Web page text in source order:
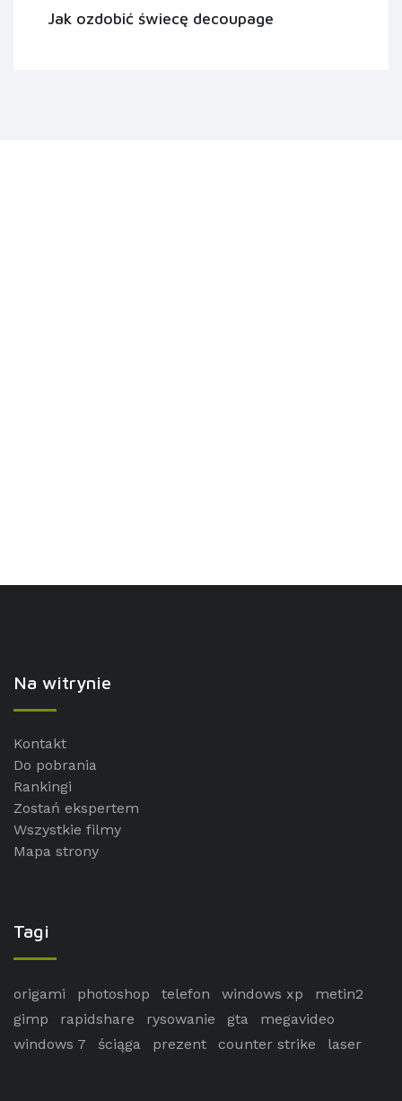
Jak ozdobić świecę decoupage
Na witrynie
Kontakt
Do pobrania
Rankingi
Zostań ekspertem
Wszystkie filmy
Mapa strony
Tagi
origami photoshop telefon windows xp
metin2
gimp
rapidshare rysowanie gta
megavideo
windows 7
ściąga prezent counter strike laser